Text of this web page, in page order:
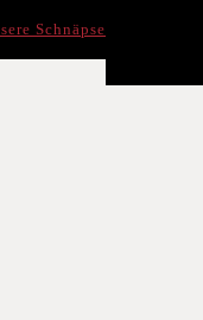
Armenhöf - Tel.: